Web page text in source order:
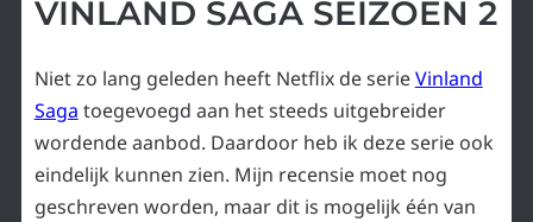
VINLAND SAGA SEIZOEN 2
Niet zo lang geleden heeft Netflix de serieVinland
Saga toegevoegd aan het steeds uitgebreider
wordende aanbod. Daardoor heb ik deze serie ook
eindelijk kunnen zien. Mijn recensie moet nog
geschreven worden, maar dit is mogelijk één van